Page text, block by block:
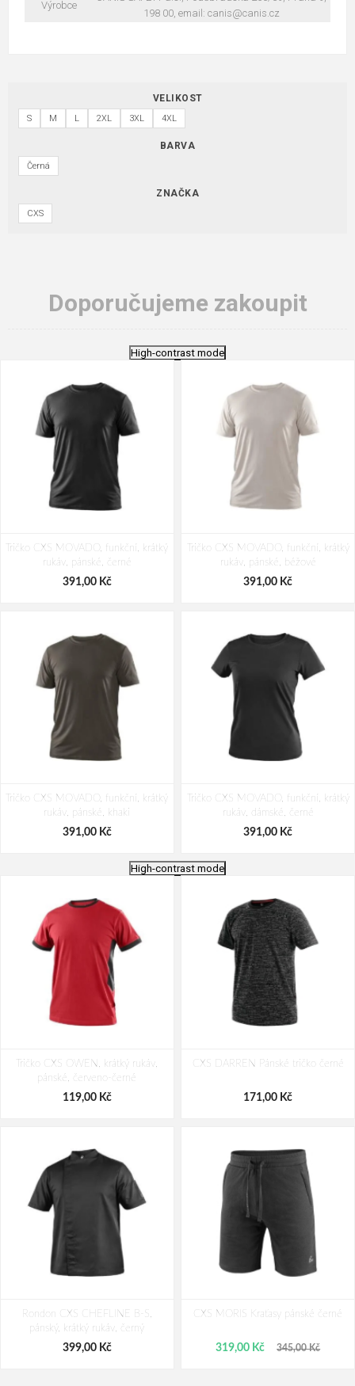
Výrobce
198 00, email: canis@canis.cz
VELIKOST
S M L 2XL 3XL 4XL
BARVA
Černá
ZNAČKA
CXS
Doporučujeme zakoupit
High-contrast mode
Tričko CXS MOVADO, funkční, krátký
rukáv, pánské, černé
391,00 Kč
Tričko CXS MOVADO, funkční, krátký
rukáv, pánské, béžové
391,00 Kč
Tričko CXS MOVADO, funkční, krátký
rukáv, pánské, khaki
391,00 Kč
Tričko CXS MOVADO, funkční, krátký
rukáv, dámské, černé
391,00 Kč
rukáv, pánské, tmavě šedé
391,00 Kč
rukáv, pánské, tmavě modré
High-contrast mode
Tričko CXS OWEN, krátký rukáv,
pánské, červeno-černé
119,00 Kč
CXS DARREN Pánské tričko černé
171,00 Kč
Rondon CXS CHEFLINE B-S,
pánský, krátký rukáv, černý
399,00 Kč
CXS MORIS Kraťasy pánské černé
319,00 Kč 345,00 Kč